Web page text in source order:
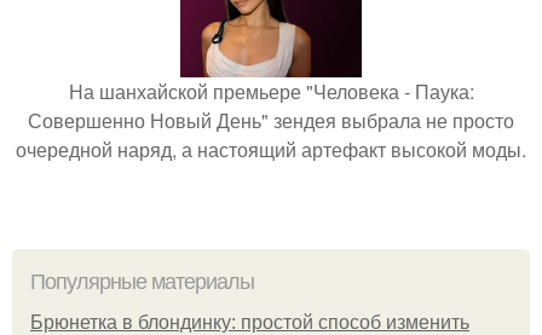
На шанхайской премьере "Человека - Паука:
Совершенно Новый День" зендея выбрала не просто
очередной наряд, а настоящий артефакт высокой моды.
Популярные материалы
Брюнетка в блондинку: простой способ изменить